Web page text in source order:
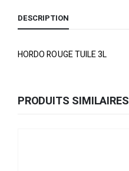
DESCRIPTION
HORDO ROUGE TUILE 3L
PRODUITS SIMILAIRES